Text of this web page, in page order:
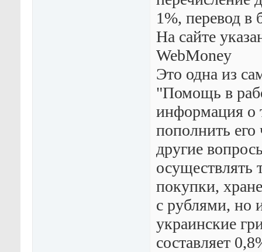
1%, перевод
На сайте
WebMoney
Это одна из
"Помощь в
информация о
пополнить его
другие
осуществлять
покупки,
с рублями, но
украинские
составляет